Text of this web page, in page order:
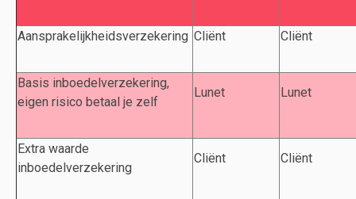
Aansprakelijkheidsverzekering Cliënt Cliënt
Basis inboedelverzekering,
eigen risico betaal je zelf
Lunet Lunet
Extra waarde
inboedelverzekering
Cliënt Cliënt